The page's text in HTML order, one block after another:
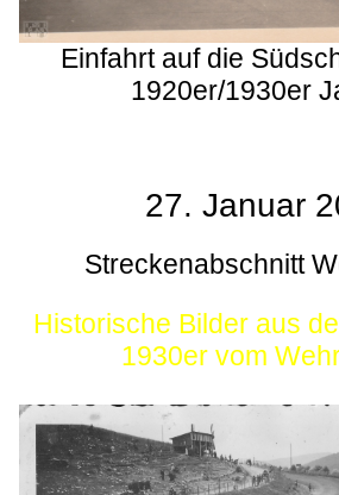
Einfahrt auf die
1920er/1930er
27. Januar
Streckenabschnitt
Historische Bilder aus
1930er vom